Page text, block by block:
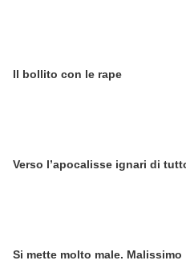
Il bollito con le rape
Verso l’apocalisse ignari di
Si mette molto male. Malissimo